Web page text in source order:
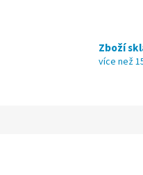
Zboží
více než